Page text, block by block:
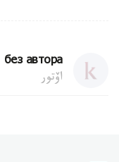
без автора
اۆتور